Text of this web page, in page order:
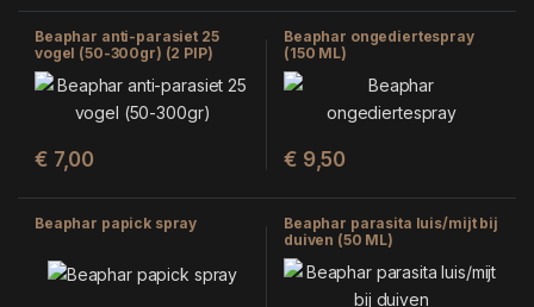
Beaphar anti-parasiet 25
vogel (50-300gr) (2 PIP)
€ 7,00
Beaphar ongediertespray
(150 ML)
€ 9,50
Beaphar papick spray
Beaphar parasita luis/mijt bij
duiven (50 ML)